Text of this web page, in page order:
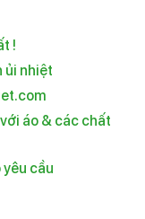
!
ủi nhiệt
áo & các chất
cầu